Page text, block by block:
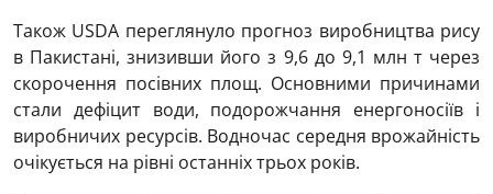
Також USDA переглянуло прогноз виробництва рису
в Пакистані, знизивши його з 9,6 до 9,1 млн т через
скорочення посівних площ. Основними причинами
стали дефіцит води, подорожчання енергоносіїв і
виробничих ресурсів. Водночас середня врожайність
очікується на рівні останніх трьох років.